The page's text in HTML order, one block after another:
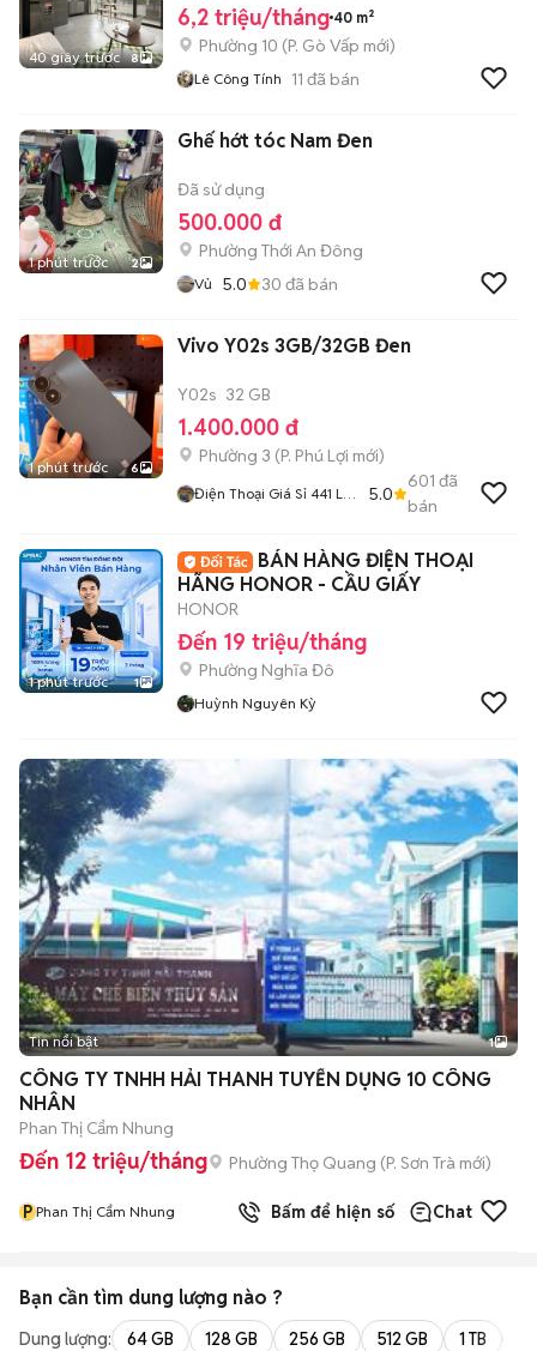
40 giây trước 8
6,2 triệu/tháng 40 m²
Phường 10 (P. Gò Vấp mới)
Lê Công Tính 11 đã bán
1 phút trước 2
Ghế hớt tóc Nam Đen
Đã sử dụng
500.000 đ
Phường Thới An Đông
Vủ 5.0 30 đã bán
1 phút trước 6
Vivo Y02s 3GB/32GB Đen
Y02s 32 GB
1.400.000 đ
Phường 3 (P. Phú Lợi mới)
Điện Thoại Giá Sỉ 441 Lê
5.0
601 đã
bán
1 phút trước 1
BÁN HÀNG ĐIỆN THOẠI
HÃNG HONOR - CẦU GIẤY
HONOR
Đến 19 triệu/tháng
Phường Nghĩa Đô
Huỳnh Nguyên Kỳ
Tin nổi bật 1
CÔNG TY TNHH HẢI THANH TUYỂN DỤNG 10 CÔNG
NHÂN
Phan Thị Cẩm Nhung
Đến 12 triệu/tháng Phường Thọ Quang (P. Sơn Trà mới)
P Phan Thị Cẩm Nhung Bấm để hiện số Chat
Bạn cần tìm dung lượng nào ?
Dung lượng: 64 GB 128 GB 256 GB 512 GB 1 TB